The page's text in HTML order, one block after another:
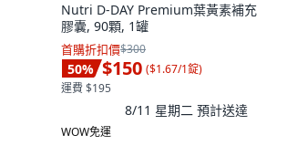
Nutri D-DAY Premium葉黃素補充
膠囊, 90顆, 1罐
首購折扣價$300
50% $150 ($1.67/1錠)
運費 $195
8/11 星期二 預計送達
WOW免運